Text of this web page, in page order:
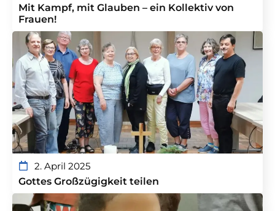
Mit Kampf, mit Glauben – ein Kollektiv von
Frauen!
2. April 2025
Gottes Großzügigkeit teilen